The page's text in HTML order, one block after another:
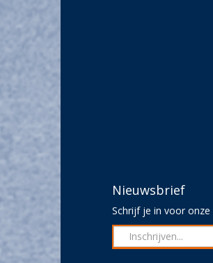
Nieuwsbrief
Schrijf je in voor onze